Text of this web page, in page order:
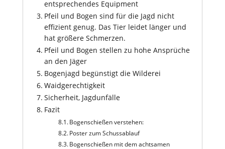
entsprechendes Equipment
Pfeil und Bogen sind für die Jagd nicht
effizient genug. Das Tier leidet länger und
hat größere Schmerzen.
Pfeil und Bogen stellen zu hohe Ansprüche
an den Jäger
Bogenjagd begünstigt die Wilderei
Waidgerechtigkeit
Sicherheit, Jagdunfälle
Fazit
Bogenschießen verstehen:
Poster zum Schussablauf
Bogenschießen mit dem achtsamen